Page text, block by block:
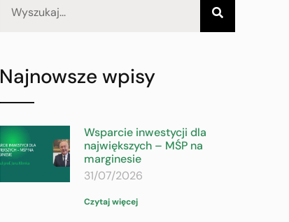
Najnowsze wpisy
Wsparcie inwestycji dla
największych – MŚP na
marginesie
31/07/2026
Czytaj więcej